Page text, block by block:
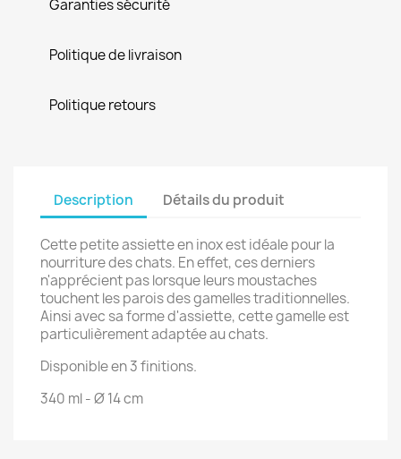
Garanties sécurité
Politique de livraison
Politique retours
Description Détails du produit
Cette petite assiette en inox est idéale pour la
nourriture des chats. En effet, ces derniers
n'apprécient pas lorsque leurs moustaches
touchent les parois des gamelles traditionnelles.
Ainsi avec sa forme d'assiette, cette gamelle est
particulièrement adaptée au chats.
Disponible en 3 finitions.
340 ml - Ø 14 cm